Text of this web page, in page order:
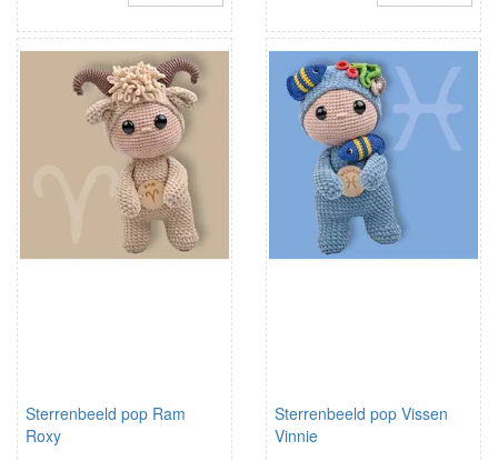
Sterrenbeeld pop Ram
Roxy
Sterrenbeeld pop Vissen
Vinnie